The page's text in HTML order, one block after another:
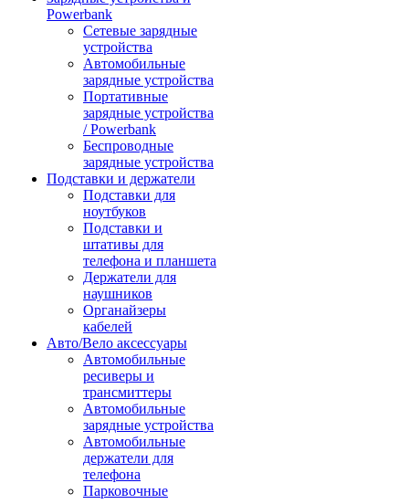
Powerbank
Сетевые зарядные
устройства
Автомобильные
зарядные устройства
Портативные
зарядные устройства
/ Powerbank
Беспроводные
зарядные устройства
Подставки и держатели
Подставки для
ноутбуков
Подставки и
штативы для
телефона и планшета
Держатели для
наушников
Органайзеры
кабелей
Авто/Вело аксессуары
Автомобильные
ресиверы и
трансмиттеры
Автомобильные
зарядные устройства
Автомобильные
держатели для
телефона
Парковочные